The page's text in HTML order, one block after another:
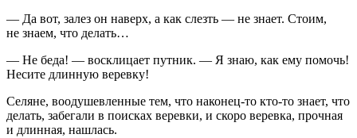
— Да вот, залез он наверх, а как слезть — не знает. Стоим,
не знаем, что делать…
— Не беда! — восклицает путник. — Я знаю, как ему помочь!
Несите длинную веревку!
Селяне, воодушевленные тем, что наконец-то кто-то знает, что
делать, забегали в поисках веревки, и скоро веревка, прочная
и длинная, нашлась.